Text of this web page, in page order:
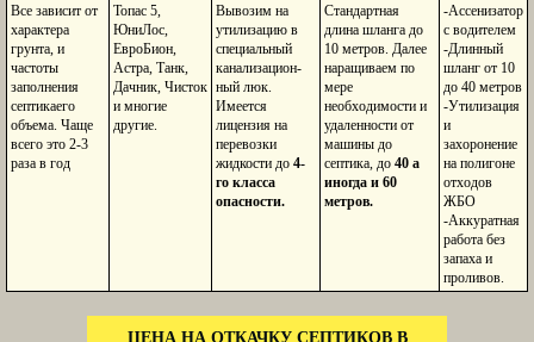
Все зависит от
характера
грунта, и
частоты
заполнения
септикаего
объема. Чаще
всего это 2-3
раза в год
Топас 5,
ЮниЛос,
ЕвроБион,
Астра, Танк,
Дачник, Чисток
и многие
другие.
Вывозим на
утилизацию в
специальный
канализацион-
ный люк.
Имеется
лицензия на
перевозки
жидкости до 4-
го класса
опасности.
Стандартная
длина шланга до
10 метров. Далее
наращиваем по
мере
необходимости и
удаленности от
машины до
септика, до 40 а
иногда и 60
метров.
-Ассенизатор
с водителем
-Длинный
шланг от 10
до 40 метров
-Утилизация
и
захоронение
на полигоне
отходов
ЖБО
-Аккуратная
работа без
запаха и
проливов.
ЦЕНА НА ОТКАЧКУ СЕПТИКОВ В